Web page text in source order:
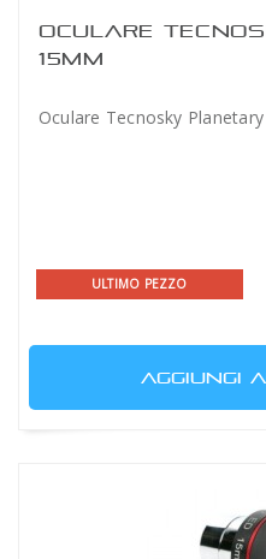
OCULARE
15MM
Oculare Tecnosky
ULTIMO PEZZO
AGGIUNGI